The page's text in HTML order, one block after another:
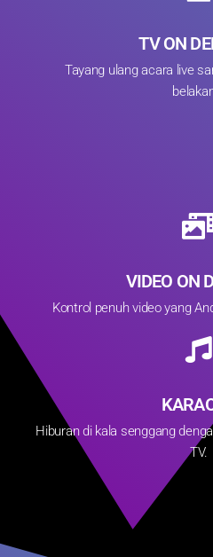
TV ON
Tayang ulang acara live
VIDEO ON
Kontrol penuh video yang
Hiburan di kala senggang
TV.